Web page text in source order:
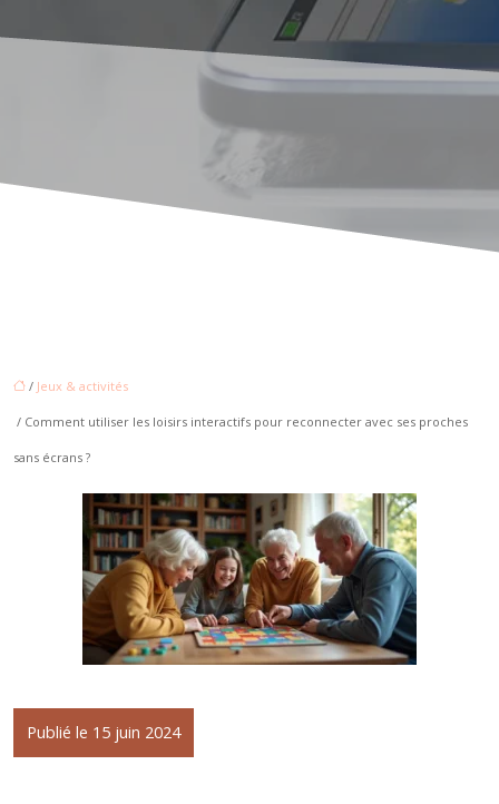
/ Jeux & activités
/ Comment utiliser les loisirs interactifs pour reconnecter avec ses proches
sans écrans ?
Publié le 15 juin 2024